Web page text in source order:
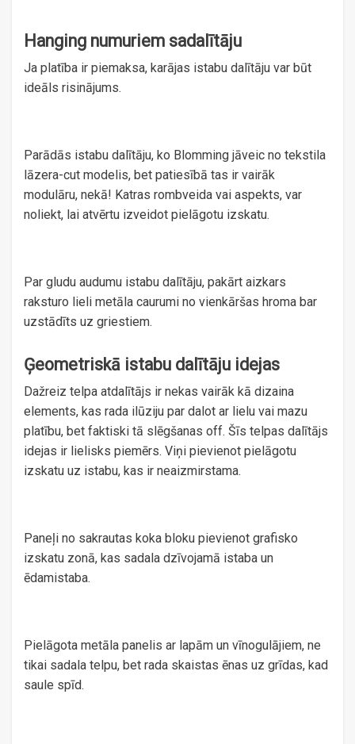
Hanging numuriem sadalītāju
Ja platība ir piemaksa, karājas istabu dalītāju var būt
ideāls risinājums.
Parādās istabu dalītāju, ko Blomming jāveic no tekstila
lāzera-cut modelis, bet patiesībā tas ir vairāk
modulāru, nekā! Katras rombveida vai aspekts, var
noliekt, lai atvērtu izveidot pielāgotu izskatu.
Par gludu audumu istabu dalītāju, pakārt aizkars
raksturo lieli metāla caurumi no vienkāršas hroma bar
uzstādīts uz griestiem.
Ģeometriskā istabu dalītāju idejas
Dažreiz telpa atdalītājs ir nekas vairāk kā dizaina
elements, kas rada ilūziju par dalot ar lielu vai mazu
platību, bet faktiski tā slēgšanas off. Šīs telpas dalītājs
idejas ir lielisks piemērs. Viņi pievienot pielāgotu
izskatu uz istabu, kas ir neaizmirstama.
Paneļi no sakrautas koka bloku pievienot grafisko
izskatu zonā, kas sadala dzīvojamā istaba un
ēdamistaba.
Pielāgota metāla panelis ar lapām un vīnogulājiem, ne
tikai sadala telpu, bet rada skaistas ēnas uz grīdas, kad
saule spīd.